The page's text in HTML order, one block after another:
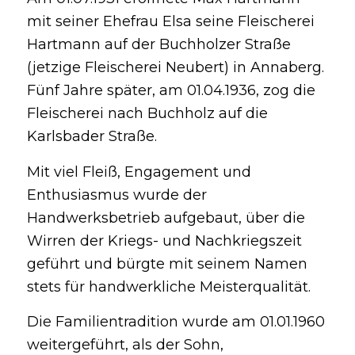
mit seiner Ehefrau Elsa seine Fleischerei
Hartmann auf der Buchholzer Straße
(jetzige Fleischerei Neubert) in Annaberg.
Fünf Jahre später, am 01.04.1936, zog die
Fleischerei nach Buchholz auf die
Karlsbader Straße.
Mit viel Fleiß, Engagement und
Enthusiasmus wurde der
Handwerksbetrieb aufgebaut, über die
Wirren der Kriegs- und Nachkriegszeit
geführt und bürgte mit seinem Namen
stets für handwerkliche Meisterqualität.
Die Familientradition wurde am 01.01.1960
weitergeführt, als der Sohn,